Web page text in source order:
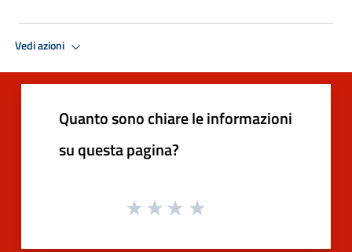
Vedi azioni
Quanto sono chiare le informazioni
su questa pagina?